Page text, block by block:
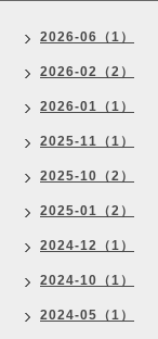
2026-06（1）
2026-02（2）
2026-01（1）
2025-11（1）
2025-10（2）
2025-01（2）
2024-12（1）
2024-10（1）
2024-05（1）